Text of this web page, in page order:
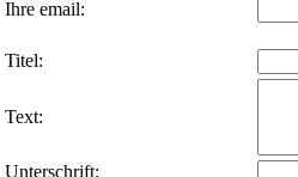
Ihre email:
Titel:
Text:
Unterschrift: